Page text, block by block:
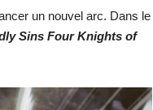
un nouvel arc. Dans le
Sins Four Knights of